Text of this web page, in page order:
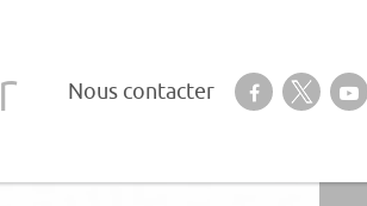
Nous contacter Suivez-